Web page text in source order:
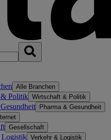
Alle Branchen
& Politik Wirtschaft & Politik
Pharma & Gesundheit
Gesellschaft
Logistik Verkehr & Logistik